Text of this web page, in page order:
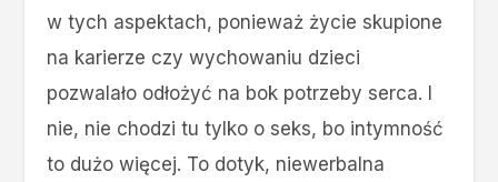
w tych aspektach, ponieważ życie skupione
na karierze czy wychowaniu dzieci
pozwalało odłożyć na bok potrzeby serca. I
nie, nie chodzi tu tylko o seks, bo intymność
to dużo więcej. To dotyk, niewerbalna